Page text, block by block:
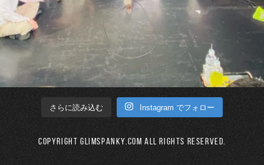
さらに読み込む Instagram でフォロー
Copyright GLIMSPANKY.COM All Rights Reserved.